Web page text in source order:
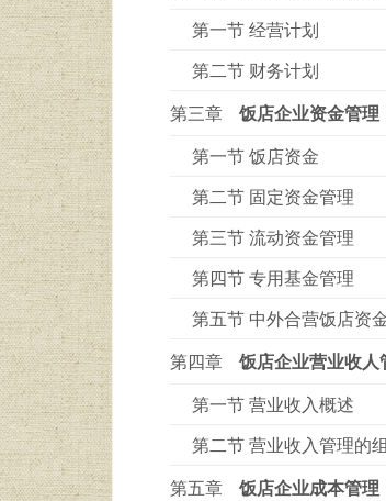
第一节 经营计划
第二节 财务计划
第三章
饭店企业资金管理
第一节 饭店资金
第二节 固定资金管理
第三节 流动资金管理
第四节 专用基金管理
第五节 中外合营饭店资
第四章
饭店企业营业收人
第一节 营业收入概述
第二节 营业收入管理的
第五章
饭店企业成本管理